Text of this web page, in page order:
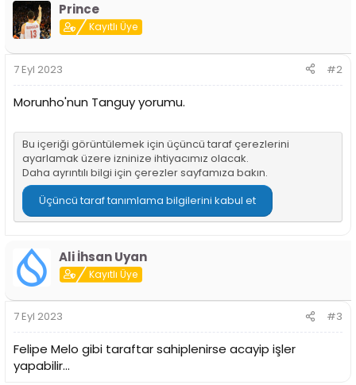
Prince
Kayıtlı Üye
7 Eyl 2023 #2
Morunho'nun Tanguy yorumu.
Bu içeriği görüntülemek için üçüncü taraf çerezlerini
ayarlamak üzere izninize ihtiyacımız olacak.
Daha ayrıntılı bilgi için çerezler sayfamıza bakın.
Üçüncü taraf tanımlama bilgilerini kabul et
Ali İhsan Uyan
Kayıtlı Üye
7 Eyl 2023 #3
Felipe Melo gibi taraftar sahiplenirse acayip işler
yapabilir...